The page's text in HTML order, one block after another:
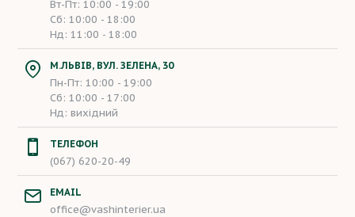
Вт-Пт: 10:00 - 19:00
Сб: 10:00 - 18:00
Нд: 11:00 - 18:00
М.ЛЬВІВ, ВУЛ. ЗЕЛЕНА, 30
Пн-Пт: 10:00 - 19:00
Сб: 10:00 - 17:00
Нд: вихідний
ТЕЛЕФОН
(067) 620-20-49
EMAIL
office@vashinterier.ua